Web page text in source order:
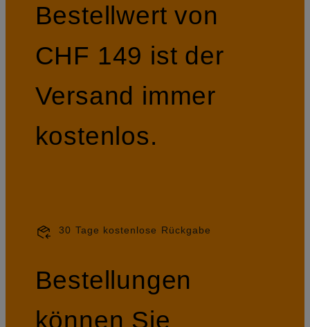
Bestellwert von
CHF 149 ist der
Versand immer
kostenlos.
30 Tage kostenlose Rückgabe
Bestellungen
können Sie